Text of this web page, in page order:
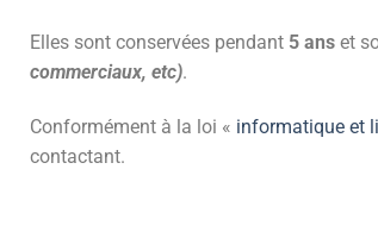
Elles sont conservées pendant 5 ans et
commerciaux, etc).
Conformément à la loi « informatique et
contactant.